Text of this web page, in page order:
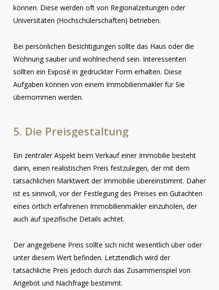
können. Diese werden oft von Regionalzeitungen oder
Universitäten (Hochschülerschaften) betrieben.
Bei persönlichen Besichtigungen sollte das Haus oder die
Wohnung sauber und wohlriechend sein. Interessenten
sollten ein Exposé in gedruckter Form erhalten. Diese
Aufgaben können von einem Immobilienmakler für Sie
übernommen werden.
5. Die Preisgestaltung
Ein zentraler Aspekt beim Verkauf einer Immobilie besteht
darin, einen realistischen Preis festzulegen, der mit dem
tatsächlichen Marktwert der Immobilie übereinstimmt. Daher
ist es sinnvoll, vor der Festlegung des Preises ein Gutachten
eines örtlich erfahrenen Immobilienmakler einzuholen, der
auch auf spezifische Details achtet.
Der angegebene Preis sollte sich nicht wesentlich über oder
unter diesem Wert befinden. Letztendlich wird der
tatsächliche Preis jedoch durch das Zusammenspiel von
Angebot und Nachfrage bestimmt.